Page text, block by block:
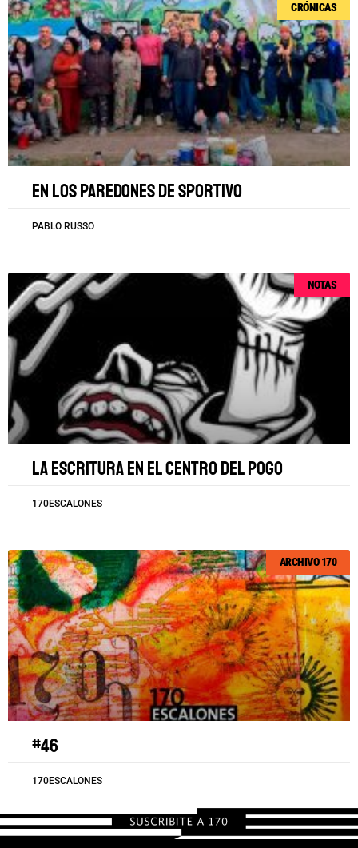
CRÓNICAS
En los paredones de Sportivo
PABLO RUSSO
NOTAS
La escritura en el centro del pogo
170ESCALONES
ARCHIVO 170
#46
170ESCALONES